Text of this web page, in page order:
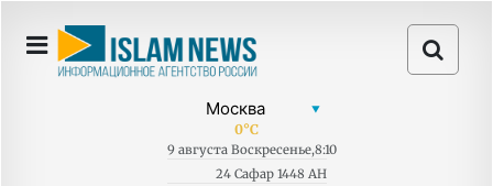
0°C
9 августа Воскресенье,8:10
24 Сафар 1448 AH